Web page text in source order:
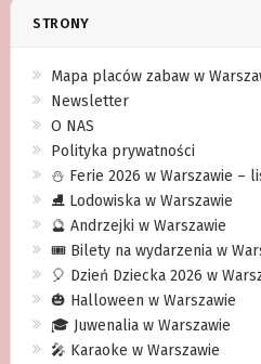
STRONY
Mapa placów zabaw w
Newsletter
O NAS
Polityka prywatności
⛄️ Ferie 2026 w Warszawie –
⛸ Lodowiska w Warszawie
🔮 Andrzejki w Warszawie
🎟️ Bilety na wydarzenia w
🎈 Dzień Dziecka 2026 w
🎃 Halloween w Warszawie
🎓 Juwenalia w Warszawie
🎤 Karaoke w Warszawie